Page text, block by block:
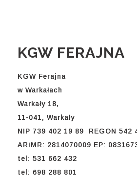
KGW FERAJNA
KGW Ferajna
w Warkałach
Warkały 18,
11-041, Warkały
NIP 739 402 19 89 REGON 542
ARiMR: 2814070009 EP:
tel: 531 662 432
tel: 698 288 801